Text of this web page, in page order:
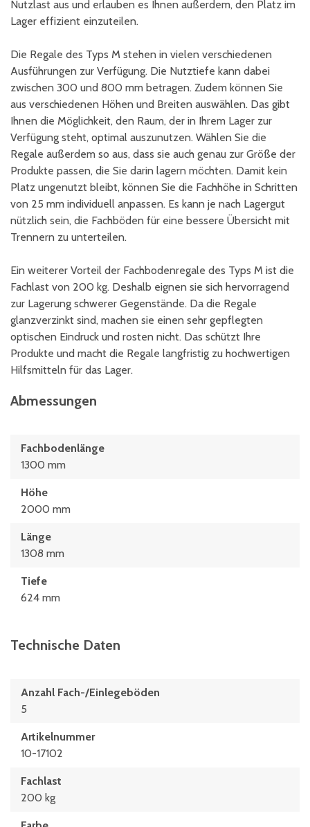
Nutzlast aus und erlauben es Ihnen außerdem, den Platz im
Lager effizient einzuteilen.
Die Regale des Typs M stehen in vielen verschiedenen
Ausführungen zur Verfügung. Die Nutztiefe kann dabei
zwischen 300 und 800 mm betragen. Zudem können Sie
aus verschiedenen Höhen und Breiten auswählen. Das gibt
Ihnen die Möglichkeit, den Raum, der in Ihrem Lager zur
Verfügung steht, optimal auszunutzen. Wählen Sie die
Regale außerdem so aus, dass sie auch genau zur Größe der
Produkte passen, die Sie darin lagern möchten. Damit kein
Platz ungenutzt bleibt, können Sie die Fachhöhe in Schritten
von 25 mm individuell anpassen. Es kann je nach Lagergut
nützlich sein, die Fachböden für eine bessere Übersicht mit
Trennern zu unterteilen.
Ein weiterer Vorteil der Fachbodenregale des Typs M ist die
Fachlast von 200 kg. Deshalb eignen sie sich hervorragend
zur Lagerung schwerer Gegenstände. Da die Regale
glanzverzinkt sind, machen sie einen sehr gepflegten
optischen Eindruck und rosten nicht. Das schützt Ihre
Produkte und macht die Regale langfristig zu hochwertigen
Hilfsmitteln für das Lager.
Abmessungen
Fachbodenlänge
1300 mm
Höhe
2000 mm
Länge
1308 mm
Tiefe
624 mm
Technische Daten
Anzahl Fach-/Einlegeböden
5
Artikelnummer
10-17102
Fachlast
200 kg